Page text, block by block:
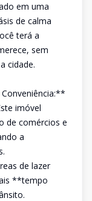
em uma
de calma
terá a
sem
cidade.
imóvel
de comércios e
a
de lazer
**tempo